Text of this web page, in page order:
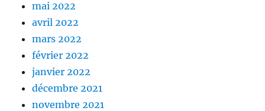
mai 2022
avril 2022
mars 2022
février 2022
janvier 2022
décembre 2021
novembre 2021